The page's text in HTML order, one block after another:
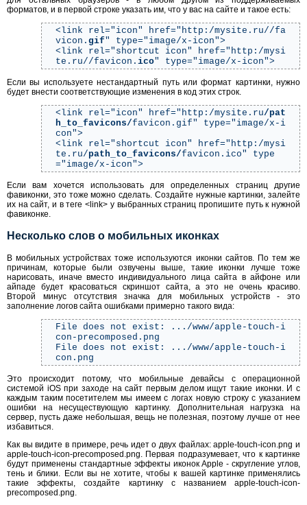
форматов, и в первой строке указать им, что у вас на сайте и такое есть:
<link rel="icon" href="http:/mysite.ru//fa
vicon. gif" type="image/x-icon">
<link rel="shortcut icon" href="http:/mysi
te.ru//favicon. ico" type="image/x-icon">
Если вы используете нестандартный путь или формат картинки, нужно
будет внести соответствующие изменения в код этих строк.
<link rel="icon" href="http:/mysite.ru/pat
h_to_favicons/favicon.gif" type="image/x-i
con">
<link rel="shortcut icon" href="http:/mysi
te.ru/path_to_favicons/favicon.ico" type
="image/x-icon">
Если вам хочется использовать для определенных страниц другие
фавиконки, это тоже можно сделать. Создайте нужные картинки, залейте
их на сайт, и в теге <link> у выбранных страниц пропишите путь к нужной
фавиконке.
Несколько слов о мобильных иконках
В мобильных устройствах тоже используются иконки сайтов. По тем же
причинам, которые были озвучены выше, такие иконки лучше тоже
нарисовать, иначе вместо индивидуального лица сайта в айфоне или
айпаде будет красоваться скриншот сайта, а это не очень красиво.
Второй минус отсутствия значка для мобильных устройств - это
заполнение логов сайта ошибками примерно такого вида:
File does not exist: .../www/apple-touch-i
con-precomposed.png
File does not exist: .../www/apple-touch-i
con.png
Это происходит потому, что мобильные девайсы с операционной
системой iOS при заходе на сайт первым делом ищут такие иконки. И с
каждым таким посетителем мы имеем с логах новую строку с указанием
ошибки на несуществующую картинку. Дополнительная нагрузка на
сервер, пусть даже небольшая, вещь не полезная, поэтому лучше от нее
избавиться.
Как вы видите в примере, речь идет о двух файлах: apple-touch-icon.png и
apple-touch-icon-precomposed.png. Первая подразумевает, что к картинке
будут применены стандартные эффекты иконок Apple - скругление углов,
тень и блики. Если вы не хотите, чтобы к вашей картинке применялись
такие эффекты, создайте картинку с названием apple-touch-icon-
precomposed.png.